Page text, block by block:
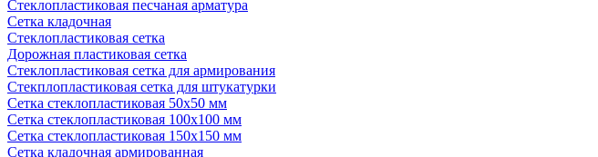
Стеклопластиковая песчаная арматура
Сетка кладочная
Стеклопластиковая сетка
Дорожная пластиковая сетка
Стеклопластиковая сетка для армирования
Стекплопластиковая сетка для штукатурки
Сетка стеклопластиковая 50x50 мм
Сетка стеклопластиковая 100x100 мм
Сетка стеклопластиковая 150x150 мм
Сетка кладочная армированная